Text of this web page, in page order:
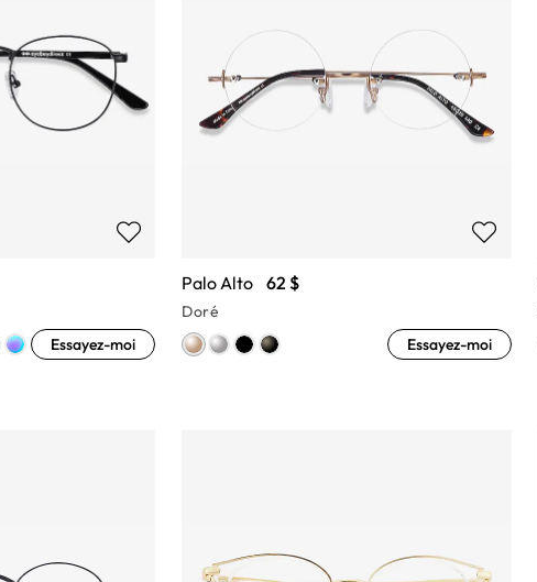
Essayez-moi
Palo Alto 62 $
Doré
Essayez-moi